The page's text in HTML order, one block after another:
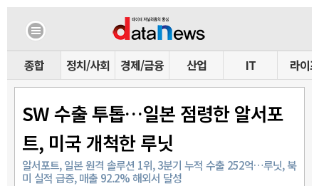
종합 정치/사회 경제/금융 산업 IT 라이프
SW 수출 투톱…일본 점령한 알서포
트, 미국 개척한 루닛
알서포트, 일본 원격 솔루션 1위, 3분기 누적 수출 252억…루닛, 북
미 실적 급증, 매출 92.2% 해외서 달성